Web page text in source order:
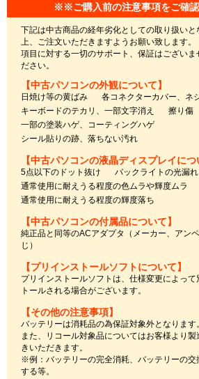
※※ご購入前の注意事項をご確
下記は中古商品の経年劣化としての取り扱い
上、ご注文いただきますようお願い致します。
項目に対する一切のサポート、保証はございま
ださい。
【中古パソコンの外観について】
日焼け等の黄ばみ
各コネクターカバー、ネ
キーボードのテカリ、一部文字消え
擦り傷
一部の塗装ハゲ、コーティングハゲ
シール貼りの跡、落ちない汚れ
【中古パソコンの液晶ディスプレイにつ
5点以下のドット抜け
バックライトの光漏れ
通常使用に耐えうる程度の色ムラや輝度ムラ
通常使用に耐えうる程度の輝度落ち
【中古パソコンの付属品について】
純正品と同等のACアダプタ（メーカー、アン
じ）
【プリインストールソフトについて】
プリインストールソフトは、仕様変更によって
トールされる場合がございます。
【その他の注意事項】
バッテリーは消耗品の為保証対象外となります。
また、リコール対象品についてはお客様より
きいただきます。
※例：バッテリーの完全消耗、バッテリーの交
する等。